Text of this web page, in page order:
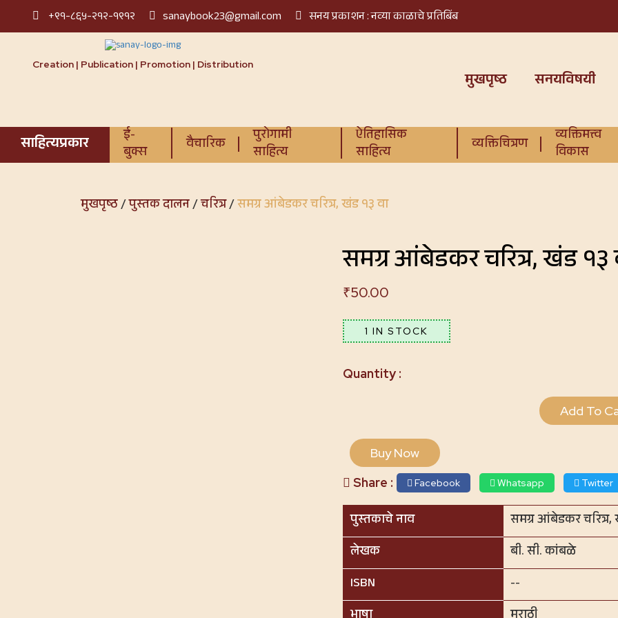
+९१-८६५-२१२-१९१२ sanaybook23@gmail.com सनय प्रकाशन : नव्या काळाचे प्रतिबिंब
Creation | Publication | Promotion | Distribution
मुखपृष्ठ सनयविषयी
साहित्यप्रकार
ई-
बुक्स
वैचारिक
पुरोगामी
साहित्य
ऐतिहासिक
साहित्य
व्यक्तिचित्रण
व्यक्तिमत्त्व
विकास
मुखपृष्ठ/पुस्तक दालन/चरित्र/समग्र आंबेडकर चरित्र, खंड १३ वा
समग्र आंबेडकर चरित्र, खंड १३
₹50.00
1 IN STOCK
Add To
Buy Now
Share :
Facebook Whatsapp Twitter
पुस्तकाचे नाव
समग्र आंबेडकर चरित्र,
लेखक
बी. सी. कांबळे
ISBN
--